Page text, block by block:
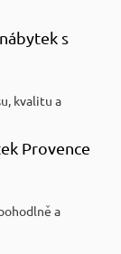
s
kvalitu a
Provence
a